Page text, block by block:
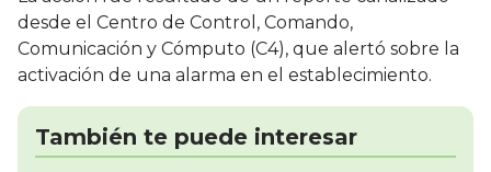
desde el Centro de Control, Comando,
Comunicación y Cómputo (C4), que alertó sobre la
activación de una alarma en el establecimiento.
También te puede interesar